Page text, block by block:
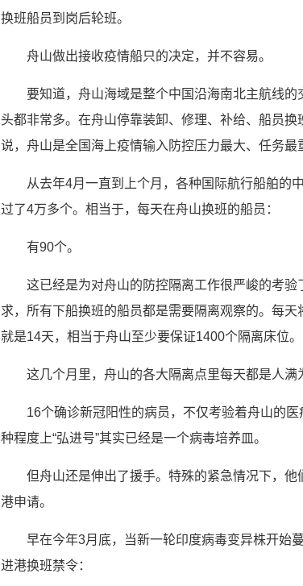
换班船员到岗后轮班。
舟山做出接收疫情船只的决定，并不容易。
要知道，舟山海域是整个中国沿海南北主航线
头都非常多。在舟山停靠装卸、修理、补给、船员
说，舟山是全国海上疫情输入防控压力最大、任务最
从去年4月一直到上个月，各种国际航行船舶的
过了4万多个。相当于，每天在舟山换班的船员：
有90个。
这已经是为对舟山的防控隔离工作很严峻的考
求，所有下船换班的船员都是需要隔离观察的。每
就是14天，相当于舟山至少要保证1400个隔离床位。
这几个月里，舟山的各大隔离点里每天都是人满
16个确诊新冠阳性的病员，不仅考验着舟山的
种程度上“弘进号”其实已经是一个病毒培养皿。
但舟山还是伸出了援手。特殊的紧急情况下，他
港申请。
早在今年3月底，当新一轮印度病毒变异株开始
进港换班禁令：